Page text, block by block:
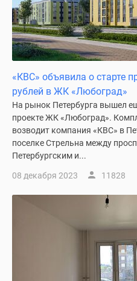
«КВС» объявила о старте
рублей в ЖК «Любоград»
На рынок Петербурга вышел
проекте ЖК «Любоград».
возводит компания «КВС» в
поселке Стрельна между
Петербургским и...
08 декабря 2023 11828